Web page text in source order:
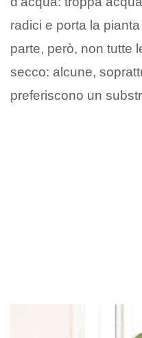
radici e porta la
parte, però, non tutte
secco: alcune,
preferiscono un